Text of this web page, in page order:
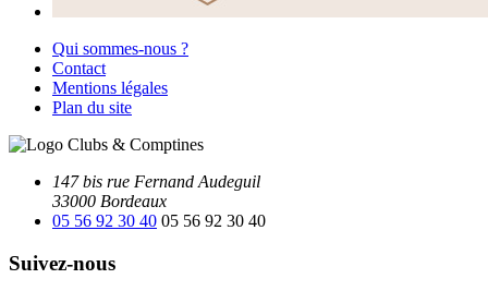
Qui sommes-nous ?
Contact
Mentions légales
Plan du site
147 bis rue Fernand Audeguil
33000 Bordeaux
05 56 92 30 40 05 56 92 30 40
Suivez-nous